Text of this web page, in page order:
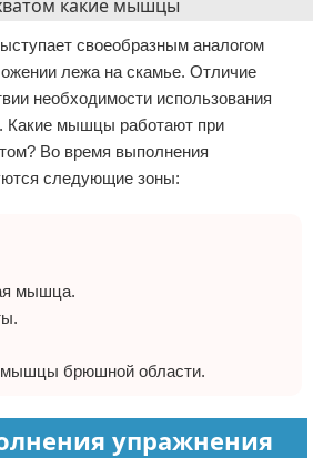
своеобразным аналогом
лежа на скамье. Отличие
необходимости использования
Какие мышцы работают при
Во время выполнения
следующие зоны:
мышца.
мышцы брюшной области.
упражнения